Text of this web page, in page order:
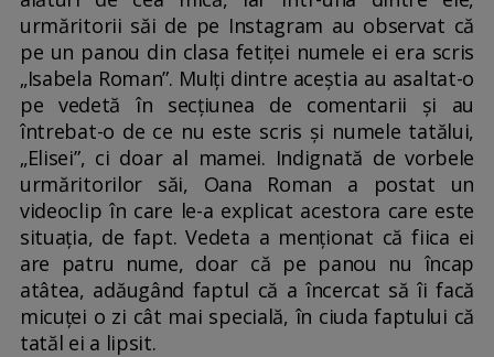
urmăritorii săi de pe Instagram au observat că
pe un panou din clasa fetiței numele ei era scris
„Isabela Roman”. Mulți dintre aceștia au asaltat-o
pe vedetă în secțiunea de comentarii și au
întrebat-o de ce nu este scris și numele tatălui,
„Elisei”, ci doar al mamei. Indignată de vorbele
urmăritorilor săi, Oana Roman a postat un
videoclip în care le-a explicat acestora care este
situația, de fapt. Vedeta a menționat că fiica ei
are patru nume, doar că pe panou nu încap
atâtea, adăugând faptul că a încercat să îi facă
micuței o zi cât mai specială, în ciuda faptului că
tatăl ei a lipsit.